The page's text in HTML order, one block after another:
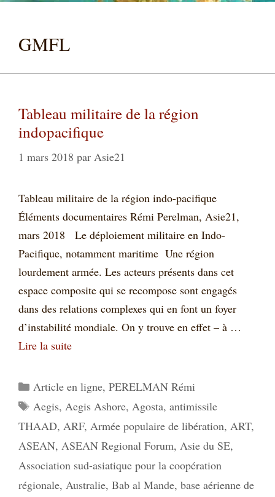
GMFL
Tableau militaire de la région
indopacifique
1 mars 2018 par Asie21
Tableau militaire de la région indo-pacifique
Éléments documentaires Rémi Perelman, Asie21,
mars 2018 Le déploiement militaire en Indo-
Pacifique, notamment maritime Une région
lourdement armée. Les acteurs présents dans cet
espace composite qui se recompose sont engagés
dans des relations complexes qui en font un foyer
d’instabilité mondiale. On y trouve en effet – à …
Lire la suite
Catégories
Article en ligne, PERELMAN Rémi
Étiquettes
Aegis, Aegis Ashore, Agosta, antimissile
THAAD, ARF, Armée populaire de libération, ART,
ASEAN, ASEAN Regional Forum, Asie du SE,
Association sud-asiatique pour la coopération
régionale, Australie, Bab al Mande, base aérienne de